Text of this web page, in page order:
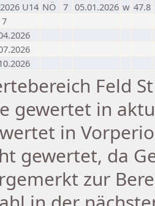
U14 NÖ 7 05.01.2026 w 47.8
Feld
gewertet in
in
gewertet, da
zur